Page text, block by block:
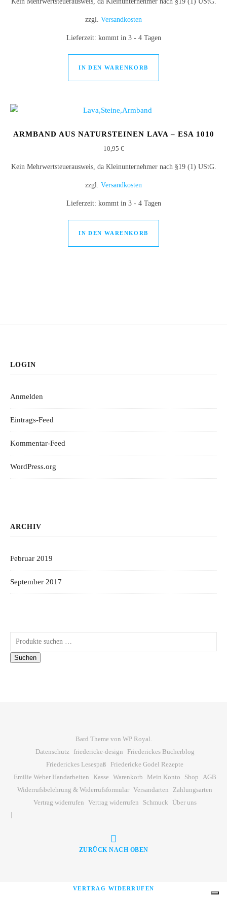
zzgl. Versandkosten
Lieferzeit: kommt in 3 - 4 Tagen
IN DEN WARENKORB
ARMBAND AUS NATURSTEINEN LAVA – ESA 1010
10,95 €
Kein Mehrwertsteuerausweis, da Kleinunternehmer nach §19 (1) UStG.
zzgl. Versandkosten
Lieferzeit: kommt in 3 - 4 Tagen
IN DEN WARENKORB
LOGIN
Anmelden
Eintrags-Feed
Kommentar-Feed
WordPress.org
ARCHIV
Februar 2019
September 2017
Suchen nach:
Suchen
Bard Theme von WP Royal.
Datenschutz
friedericke-design
Friederickes Bücherblog
Friederickes Lesespaß
Friedericke Godel Rezepte
Emilie Weber Handarbeiten
Kasse Warenkorb Mein Konto Shop AGB
Widerrufsbelehrung & Widerrufsformular Versandarten Zahlungsarten
Vertrag widerrufen Vertrag widerrufen Schmuck Über uns
ZURÜCK NACH OBEN
VERTRAG WIDERRUFEN